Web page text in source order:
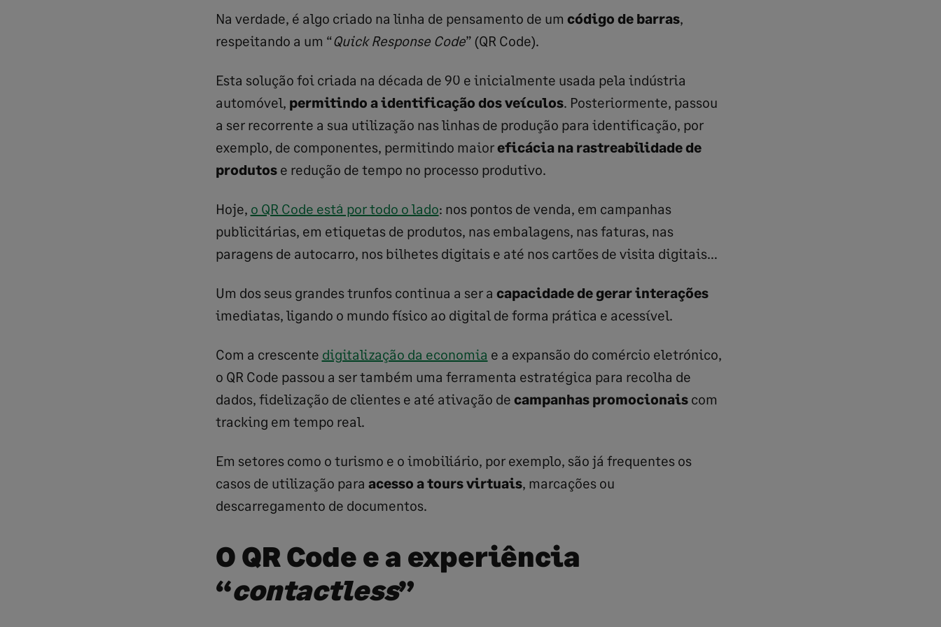
Na verdade, é algo criado na linha de pensamento de um código de barras,
respeitando a um “Quick Response Code” (QR Code).
Esta solução foi criada na década de 90 e inicialmente usada pela indústria
automóvel, permitindo a identificação dos veículos. Posteriormente, passou
a ser recorrente a sua utilização nas linhas de produção para identificação, por
exemplo, de componentes, permitindo maioreficácia na rastreabilidade de
produtose redução de tempo no processo produtivo.
Hoje, o QR Code está por todo o lado: nos pontos de venda, em campanhas
publicitárias, em etiquetas de produtos, nas embalagens, nas faturas, nas
paragens de autocarro, nos bilhetes digitais e até nos cartões de visita digitais…
Um dos seus grandes trunfos continua a ser a capacidade de gerar interações
imediatas, ligando o mundo físico ao digital de forma prática e acessível.
Com a crescente digitalização da economia e a expansão do comércio eletrónico,
o QR Code passou a ser também uma ferramenta estratégica para recolha de
dados, fidelização de clientes e até ativação de campanhas promocionaiscom
tracking em tempo real.
Em setores como o turismo e o imobiliário, por exemplo, são já frequentes os
casos de utilização para acesso a tours virtuais, marcações ou
descarregamento de documentos.
O QR Code e a experiência
“contactless”